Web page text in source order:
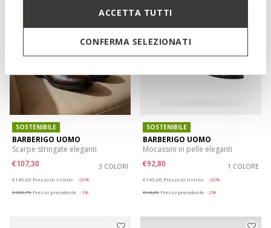
ACCETTA TUTTI
CONFERMA SELEZIONATI
SOSTENIBILE
BARBERIGO UOMO
Scarpe stringate eleganti
€107,30
3 COLORI
€145,00 Prezzo di listino
-26%
€108,75 Prezzo precedente -1%
SOSTENIBILE
BARBERIGO UOMO
Mocassini in pelle eleganti
€92,80
1 COLORE
€145,00 Prezzo di listino
-36%
€94,25 Prezzo precedente -2%